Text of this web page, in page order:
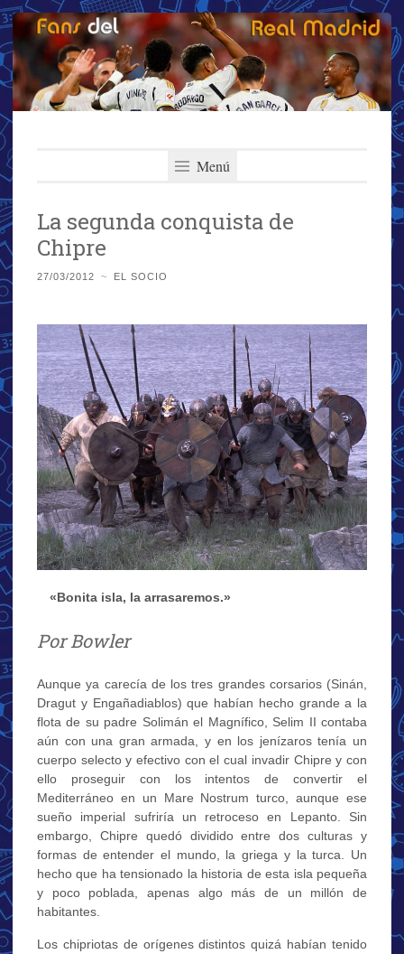
Menú
La segunda conquista de
Chipre
27/03/2012 ~ EL SOCIO
«Bonita isla, la arrasaremos.»
Por Bowler
Aunque ya carecía de los tres grandes corsarios (Sinán,
Dragut y Engañadiablos) que habían hecho grande a la
flota de su padre Solimán el Magnífico, Selim II contaba
aún con una gran armada, y en los jenízaros tenía un
cuerpo selecto y efectivo con el cual invadir Chipre y con
ello proseguir con los intentos de convertir el
Mediterráneo en un Mare Nostrum turco, aunque ese
sueño imperial sufriría un retroceso en Lepanto. Sin
embargo, Chipre quedó dividido entre dos culturas y
formas de entender el mundo, la griega y la turca. Un
hecho que ha tensionado la historia de esta isla pequeña
y poco poblada, apenas algo más de un millón de
habitantes.
Los chipriotas de orígenes distintos quizá habían tenido